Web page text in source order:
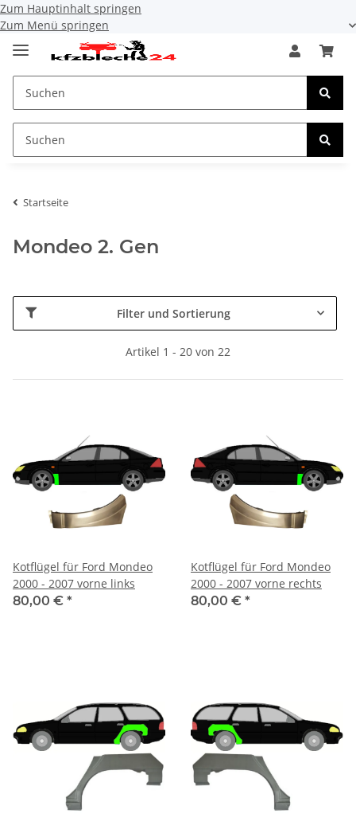
Zum Hauptinhalt springen
Zum Menü springen
Startseite
Mondeo 2. Gen
Filter und Sortierung
Artikel 1 - 20 von 22
Kotflügel für Ford Mondeo
2000 - 2007 vorne links
80,00 € *
Kotflügel für Ford Mondeo
2000 - 2007 vorne rechts
80,00 € *